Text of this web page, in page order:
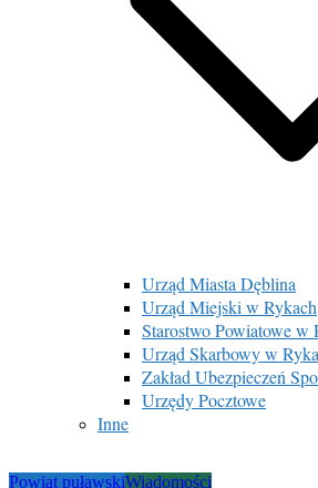
Urząd Miasta Dęblina
Urząd Miejski w Rykach
Starostwo Powiatowe w
Urząd Skarbowy w
Zakład Ubezpieczeń
Urzędy Pocztowe
Inne
Powiat puławskiWiadomości